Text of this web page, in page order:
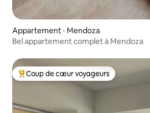
Appartement ⋅ Mendoza
Bel appartement complet à Mendoza
Coups de cœur voyageurs les plus
Coup de cœur voyageurs